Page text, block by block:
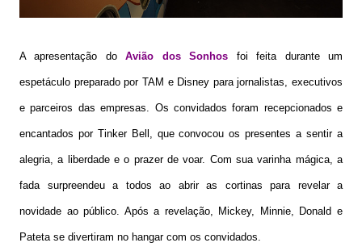
A apresentação doAvião dos Sonhos foi feita durante um
espetáculo preparado por TAM e Disney para jornalistas, executivos
e parceiros das empresas. Os convidados foram recepcionados e
encantados por Tinker Bell, que convocou os presentes a sentir a
alegria, a liberdade e o prazer de voar. Com sua varinha mágica, a
fada surpreendeu a todos ao abrir as cortinas para revelar a
novidade ao público. Após a revelação, Mickey, Minnie, Donald e
Pateta se divertiram no hangar com os convidados.